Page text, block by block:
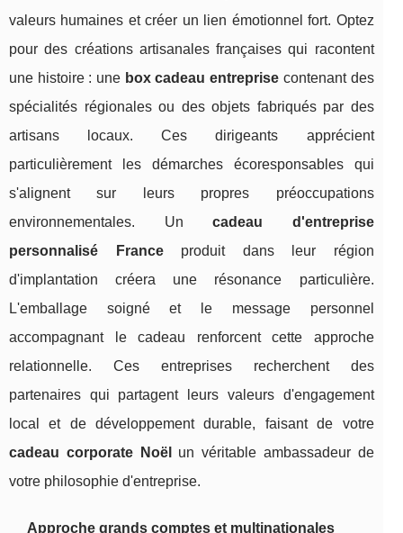
valeurs humaines et créer un lien émotionnel fort. Optez
pour des créations artisanales françaises qui racontent
une histoire : une box cadeau entreprise contenant des
spécialités régionales ou des objets fabriqués par des
artisans locaux. Ces dirigeants apprécient
particulièrement les démarches écoresponsables qui
s'alignent sur leurs propres préoccupations
environnementales. Uncadeau d'entreprise
personnalisé Franceproduit dans leur région
d'implantation créera une résonance particulière.
L'emballage soigné et le message personnel
accompagnant le cadeau renforcent cette approche
relationnelle. Ces entreprises recherchent des
partenaires qui partagent leurs valeurs d'engagement
local et de développement durable, faisant de votre
cadeau corporate Noël
un véritable ambassadeur de
votre philosophie d'entreprise.
Approche grands comptes et multinationales